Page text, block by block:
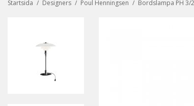
Startsida / Designers / Poul Henningsen / Bordslampa PH 3/2